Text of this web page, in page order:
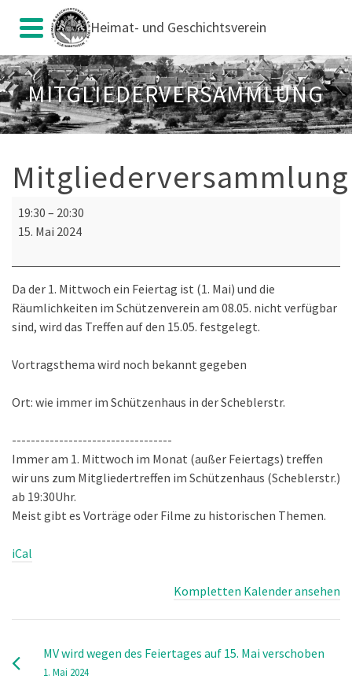
Heimat- und Geschichtsverein
MITGLIEDERVERSAMMLUNG
Mitgliederversammlung
Mitgliederversammlung
19:30 – 20:30
15. Mai 2024
Da der 1. Mittwoch ein Feiertag ist (1. Mai) und die
Räumlichkeiten im Schützenverein am 08.05. nicht verfügbar
sind, wird das Treffen auf den 15.05. festgelegt.
Vortragsthema wird noch bekannt gegeben
Ort: wie immer im Schützenhaus in der Scheblerstr.
----------------------------------
Immer am 1. Mittwoch im Monat (außer Feiertags) treffen
wir uns zum Mitgliedertreffen im Schützenhaus (Scheblerstr.)
ab 19:30Uhr.
Meist gibt es Vorträge oder Filme zu historischen Themen.
iCal
Kompletten Kalender ansehen
MV wird wegen des Feiertages auf 15. Mai verschoben
1. Mai 2024